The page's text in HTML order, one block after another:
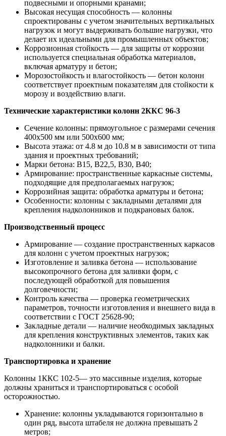
подвесными и опорными кранами;
Высокая несущая способность — колонны
спроектированы с учетом значительных вертикальных
нагрузок и могут выдерживать большие нагрузки, что
делает их идеальными для промышленных объектов;
Коррозионная стойкость — для защиты от коррозии
используется специальная обработка материалов,
включая арматуру и бетон;
Морозостойкость и влагостойкость — бетон колонн
соответствует проектным показателям для стойкости к
морозу и воздействию влаги.
Технические характеристики колонн 2ККС 96-3
Сечение колонны: прямоугольное с размерами сечения
400х500 мм или 500х600 мм;
Высота этажа: от 4.8 м до 10.8 м в зависимости от типа
здания и проектных требований;
Марки бетона: В15, В22,5, В30, В40;
Армирование: пространственные каркасные системы,
подходящие для предполагаемых нагрузок;
Коррозийная защита: обработка арматуры и бетона;
Особенности: колонны с закладными деталями для
крепления надколонников и подкрановых балок.
Производственный процесс
Армирование — создание пространственных каркасов
для колонн с учетом проектных нагрузок;
Изготовление и заливка бетона — использование
высокопрочного бетона для заливки форм, с
последующей обработкой для повышения
долговечности;
Контроль качества — проверка геометрических
параметров, точности изготовления и внешнего вида в
соответствии с ГОСТ 25628-90;
Закладные детали — наличие необходимых закладных
для крепления конструктивных элементов, таких как
надколонники и балки.
Транспортировка и хранение
Колонны 1ККС 102-5— это массивные изделия, которые
должны храниться и транспортироваться с особой
осторожностью.
Хранение: колонны укладываются горизонтально в
один ряд, высота штабеля не должна превышать 2
метров;